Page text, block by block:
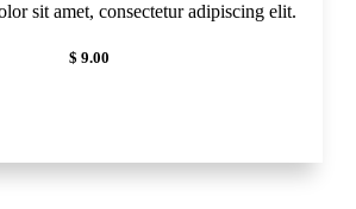
sit amet, consectetur adipiscing elit.
$ 9.00